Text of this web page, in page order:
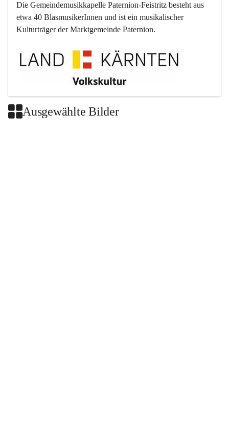
Die Gemeindemusikkapelle Paternion-Feistritz besteht aus
etwa 40 BlasmusikerInnen und ist ein musikalischer
Kulturträger der Marktgemeinde Paternion.
Ausgewählte Bilder